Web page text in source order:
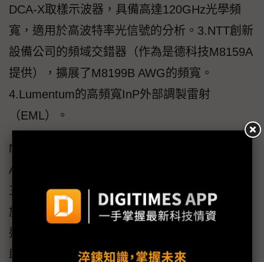
DCA-X取樣示波器，具備高達120GHz光學頻
寬，適用於高波特率光信號的分析。3.NTT創新
設備公司的頻域交錯器（作為是德科技M8159A
提供），擴展了M8199B AWG的頻寬。
4.Lumentum的高頻寬InP外部調製雷射
（EML）。
NTT創新設備公司光子元件事業群執行副總裁
Akimasa Kaneko博士表示，「我們認為此次的
三方合作是推動次世代高速光通訊和AI基礎設
施的重要一步。我們有信心已經準備好實現每
通道400G的必要基礎技術，並期待該項成果有
助於進一步促進整個產業的發展。」